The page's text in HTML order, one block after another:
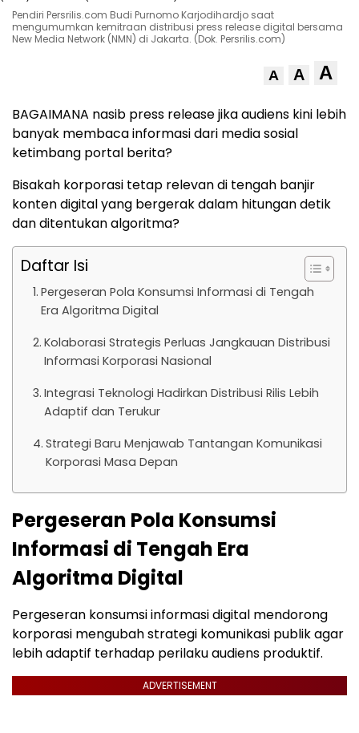
Pendiri Persrilis.com Budi Purnomo Karjodihardjo saat
mengumumkan kemitraan distribusi press release digital bersama
New Media Network (NMN) di Jakarta. (Dok. Persrilis.com)
A A A
BAGAIMANA nasib press release jika audiens kini lebih
banyak membaca informasi dari media sosial
ketimbang portal berita?
Bisakah korporasi tetap relevan di tengah banjir
konten digital yang bergerak dalam hitungan detik
dan ditentukan algoritma?
Daftar Isi
Pergeseran Pola Konsumsi Informasi di Tengah
Era Algoritma Digital
Kolaborasi Strategis Perluas Jangkauan Distribusi
Informasi Korporasi Nasional
Integrasi Teknologi Hadirkan Distribusi Rilis Lebih
Adaptif dan Terukur
Strategi Baru Menjawab Tantangan Komunikasi
Korporasi Masa Depan
Pergeseran Pola Konsumsi
Informasi di Tengah Era
Algoritma Digital
Pergeseran konsumsi informasi digital mendorong
korporasi mengubah strategi komunikasi publik agar
lebih adaptif terhadap perilaku audiens produktif.
ADVERTISEMENT